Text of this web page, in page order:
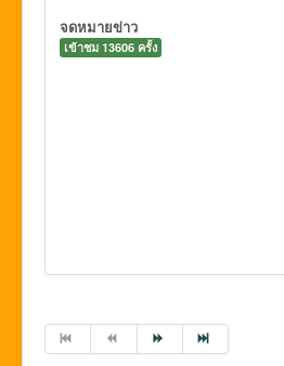
จดหมายข่าว
เข้าชม 13606 ครั้ง